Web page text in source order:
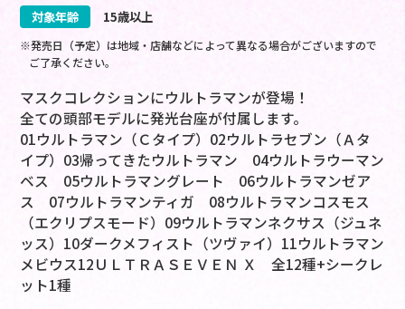
対象年齢
15歳以上
※発売日（予定）は地域・店舗などによって異なる場合がございますので
ご了承ください。
マスクコレクションにウルトラマンが登場！
全ての頭部モデルに発光台座が付属します。
01ウルトラマン（Ｃタイプ）02ウルトラセブン（Ａタ
イプ）03帰ってきたウルトラマン 04ウルトラウーマン
ベス 05ウルトラマングレート 06ウルトラマンゼア
ス 07ウルトラマンティガ 08ウルトラマンコスモス
（エクリプスモード）09ウルトラマンネクサス（ジュネ
ッス）10ダークメフィスト（ツヴァイ）11ウルトラマン
メビウス12ＵＬＴＲＡＳＥＶＥＮ Ｘ 全12種+シークレ
ット1種